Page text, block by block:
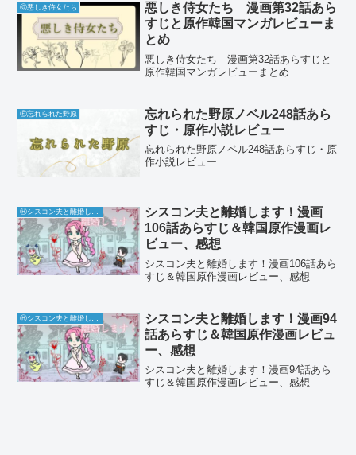
Ⓖ悪しき侍女たち
悪しき侍女たち 漫画第32話あら
すじと原作韓国マンガレビューま
とめ
悪しき侍女たち 漫画第32話あらすじと
原作韓国マンガレビューまとめ
Ⓔ忘れられた野原
忘れられた野原ノベル248話あら
すじ・原作小説レビュー
忘れられた野原ノベル248話あらすじ・原
作小説レビュー
Ⓗシスコン夫と離婚します！
シスコン夫と離婚します！漫画
106話あらすじ＆韓国原作漫画レ
ビュー、感想
シスコン夫と離婚します！漫画106話あら
すじ＆韓国原作漫画レビュー、感想
シスコン夫と離婚します！漫画94
話あらすじ＆韓国原作漫画レビュ
ー、感想
シスコン夫と離婚します！漫画94話あら
すじ＆韓国原作漫画レビュー、感想